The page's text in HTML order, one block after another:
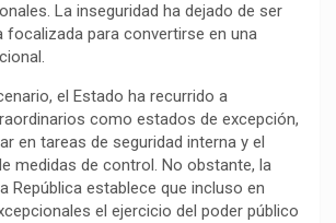
La inseguridad ha dejado de ser
focalizada para convertirse en una
el Estado ha recurrido a
como estados de excepción,
en tareas de seguridad interna y el
medidas de control. No obstante, la
República establece que incluso en
el ejercicio del poder público